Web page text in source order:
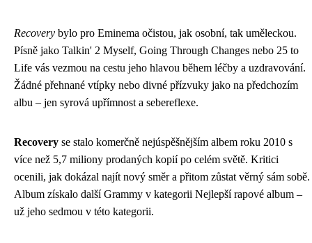
Recovery bylo pro Eminema očistou, jak osobní, tak uměleckou.
Písně jako Talkin' 2 Myself, Going Through Changes nebo 25 to
Life vás vezmou na cestu jeho hlavou během léčby a uzdravování.
Žádné přehnané vtípky nebo divné přízvuky jako na předchozím
albu – jen syrová upřímnost a sebereflexe.
Recovery se stalo komerčně nejúspěšnějším albem roku 2010 s
více než 5,7 miliony prodaných kopií po celém světě. Kritici
ocenili, jak dokázal najít nový směr a přitom zůstat věrný sám sobě.
Album získalo další Grammy v kategorii Nejlepší rapové album –
už jeho sedmou v této kategorii.